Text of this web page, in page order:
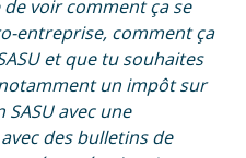
voir comment ça se
entreprise, comment ça
et que tu souhaites
un impôt sur
avec une
des bulletins de